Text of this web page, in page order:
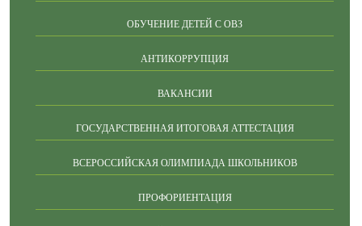
ОБУЧЕНИЕ ДЕТЕЙ С ОВЗ
АНТИКОРРУПЦИЯ
ВАКАНСИИ
ГОСУДАРСТВЕННАЯ ИТОГОВАЯ АТТЕСТАЦИЯ
ВСЕРОССИЙСКАЯ ОЛИМПИАДА ШКОЛЬНИКОВ
ПРОФОРИЕНТАЦИЯ